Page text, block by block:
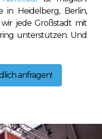
in Heidelberg, Berlin,
jede Großstadt mit
unterstützen. Und
anfragen!